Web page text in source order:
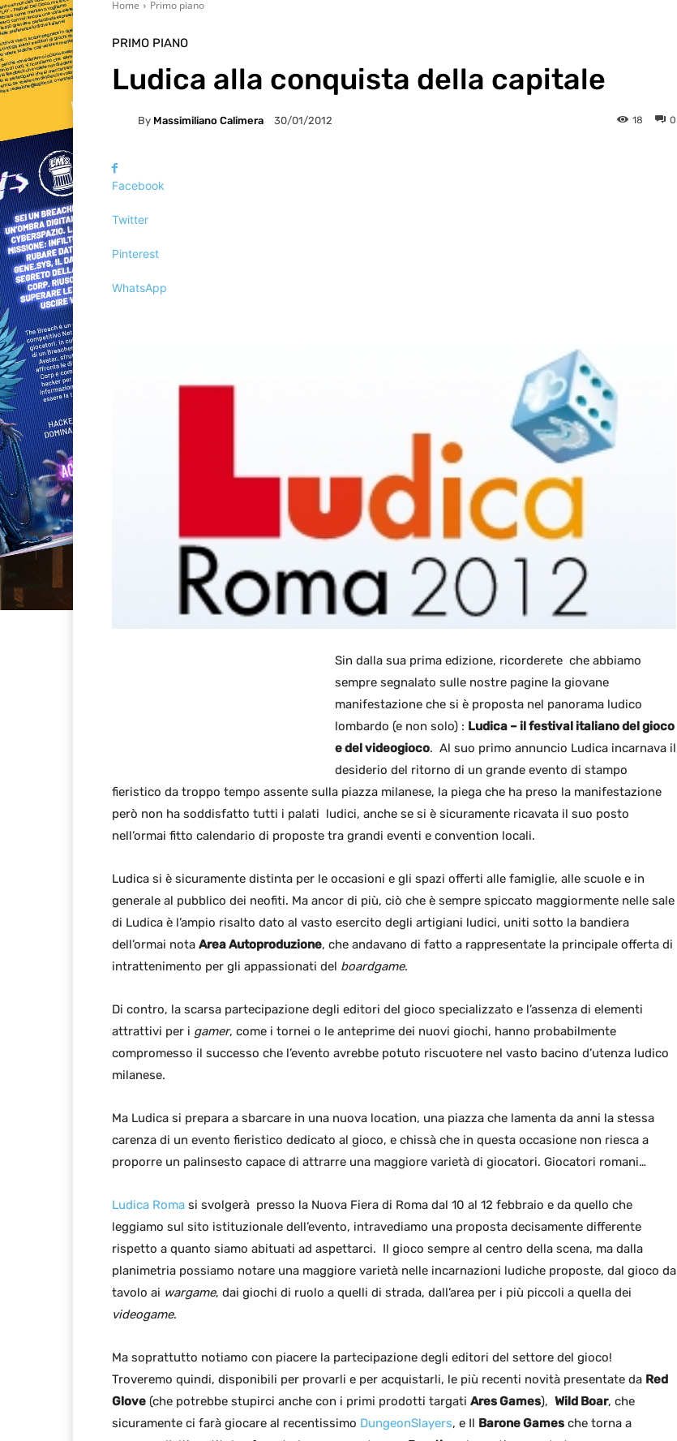
Home Primo piano
PRIMO PIANO
Ludica alla conquista della capitale
By Massimiliano Calimera 30/01/2012 0
18
Facebook
Twitter
Pinterest
WhatsApp
Sin dalla sua prima edizione, ricorderete che abbiamo
sempre segnalato sulle nostre pagine la giovane
manifestazione che si è proposta nel panorama ludico
lombardo (e non solo) : Ludica – il festival italiano del gioco
e del videogioco. Al suo primo annuncio Ludica incarnava il
desiderio del ritorno di un grande evento di stampo
fieristico da troppo tempo assente sulla piazza milanese, la piega che ha preso la manifestazione
però non ha soddisfatto tutti i palati ludici, anche se si è sicuramente ricavata il suo posto
nell’ormai fitto calendario di proposte tra grandi eventi e convention locali.
Ludica si è sicuramente distinta per le occasioni e gli spazi offerti alle famiglie, alle scuole e in
generale al pubblico dei neofiti. Ma ancor di più, ciò che è sempre spiccato maggiormente nelle sale
di Ludica è l’ampio risalto dato al vasto esercito degli artigiani ludici, uniti sotto la bandiera
dell’ormai nota Area Autoproduzione, che andavano di fatto a rappresentate la principale offerta di
intrattenimento per gli appassionati del boardgame.
Di contro, la scarsa partecipazione degli editori del gioco specializzato e l’assenza di elementi
attrattivi per i gamer, come i tornei o le anteprime dei nuovi giochi, hanno probabilmente
compromesso il successo che l’evento avrebbe potuto riscuotere nel vasto bacino d’utenza ludico
milanese.
Ma Ludica si prepara a sbarcare in una nuova location, una piazza che lamenta da anni la stessa
carenza di un evento fieristico dedicato al gioco, e chissà che in questa occasione non riesca a
proporre un palinsesto capace di attrarre una maggiore varietà di giocatori. Giocatori romani…
Ludica Roma si svolgerà presso la Nuova Fiera di Roma dal 10 al 12 febbraio e da quello che
leggiamo sul sito istituzionale dell’evento, intravediamo una proposta decisamente differente
rispetto a quanto siamo abituati ad aspettarci. Il gioco sempre al centro della scena, ma dalla
planimetria possiamo notare una maggiore varietà nelle incarnazioni ludiche proposte, dal gioco da
tavolo ai wargame, dai giochi di ruolo a quelli di strada, dall’area per i più piccoli a quella dei
videogame.
Ma soprattutto notiamo con piacere la partecipazione degli editori del settore del gioco!
Troveremo quindi, disponibili per provarli e per acquistarli, le più recenti novità presentate da Red
Glove (che potrebbe stupirci anche con i primi prodotti targati Ares Games), Wild Boar, che
sicuramente ci farà giocare al recentissimo DungeonSlayers, e Il Barone Games che torna a